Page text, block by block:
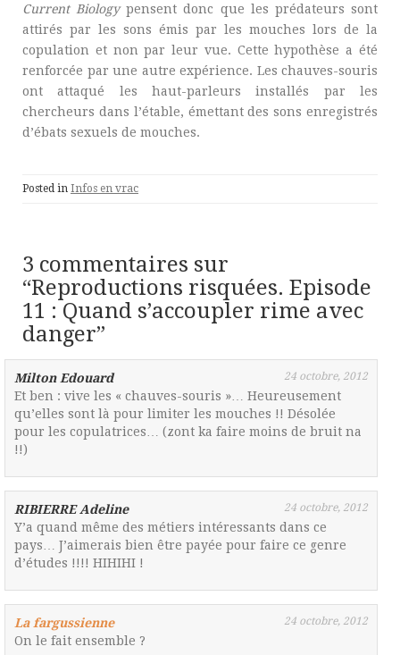
Current Biologypensent donc que les prédateurs sont
attirés par les sons émis par les mouches lors de la
copulation et non par leur vue. Cette hypothèse a été
renforcée par une autre expérience. Les chauves-souris
ont attaqué les haut-parleurs installés par les
chercheurs dans l’étable, émettant des sons enregistrés
d’ébats sexuels de mouches.
Posted in Infos en vrac
3 commentaires sur
“Reproductions risquées. Episode
11 : Quand s’accoupler rime avec
danger”
Milton Edouard 24 octobre, 2012
Et ben : vive les « chauves-souris »… Heureusement
qu’elles sont là pour limiter les mouches !! Désolée
pour les copulatrices… (zont ka faire moins de bruit na
!!)
RIBIERRE Adeline 24 octobre, 2012
Y’a quand même des métiers intéressants dans ce
pays… J’aimerais bien être payée pour faire ce genre
d’études !!!! HIHIHI !
La fargussienne 24 octobre, 2012
On le fait ensemble ?